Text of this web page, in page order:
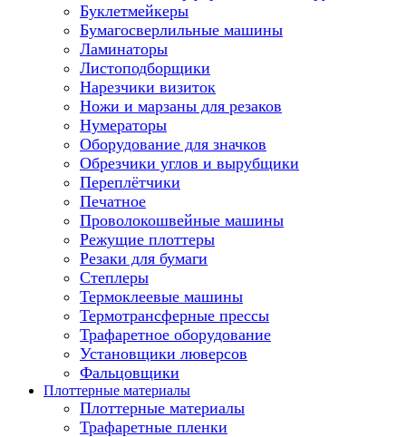
Буклетмейкеры
Бумагосверлильные машины
Ламинаторы
Листоподборщики
Нарезчики визиток
Ножи и марзаны для резаков
Нумераторы
Оборудование для значков
Обрезчики углов и вырубщики
Переплётчики
Печатное
Проволокошвейные машины
Режущие плоттеры
Резаки для бумаги
Степлеры
Термоклеевые машины
Термотрансферные прессы
Трафаретное оборудование
Установщики люверсов
Фальцовщики
Плоттерные материалы
Плоттерные материалы
Трафаретные пленки